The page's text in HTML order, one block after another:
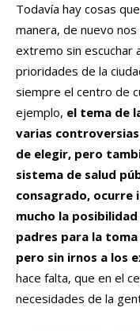
Todavía hay cosas
manera, de nuevo
extremo sin escuchar
prioridades de la
siempre el centro de
ejemplo, el tema de
varias
de elegir, pero
sistema de salud
consagrado, ocurre
mucho la
padres para la toma
pero sin irnos a los
hace falta, que en el
necesidades de la